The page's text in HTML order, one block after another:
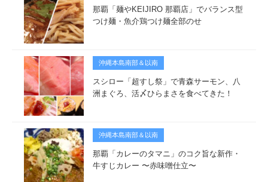
那覇「麺やKEIJIRO 那覇店」でバランス型
つけ麺・魚介鶏つけ麺全部のせ
沖縄本島南部＆以南
スシロー「超すし祭」で青森サーモン、八
洲まぐろ、活〆ひらまさを食べてきた！
沖縄本島南部＆以南
那覇「カレーのタマニ」のコク旨な新作・
牛すじカレー 〜赤味噌仕立〜